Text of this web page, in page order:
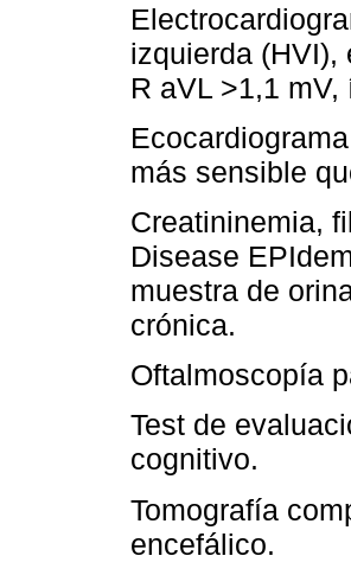
izquierda (HVI),
R aVL >1,1
más sensible
Creatininemia,
Disease
muestra de
crónica.
Oftalmoscopía
Test de
cognitivo.
Tomografía
encefálico.